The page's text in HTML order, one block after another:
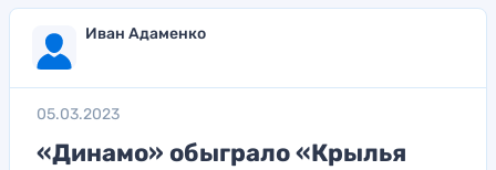
Иван Адаменко
05.03.2023
«Динамо» обыграло «Крылья